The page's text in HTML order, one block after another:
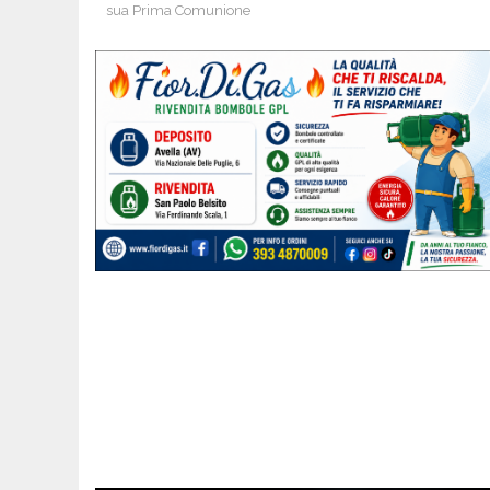
sua Prima Comunione